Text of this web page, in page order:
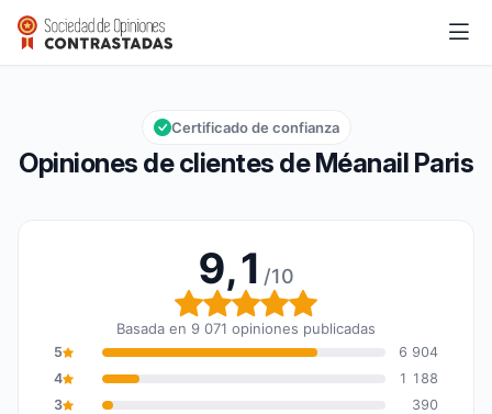
Méanail Paris
Calificación global: 9,1 de 10
9,1/10
Opiniones de clientes de Méanail Paris
Certificado de confianza
9,1 /10
Calificación global: 9,1
Basada en 9 071 opiniones publicadas
5
6 904
4
1 188
3
390